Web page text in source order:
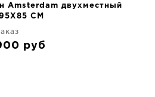
Amsterdam двухместный
CM
руб